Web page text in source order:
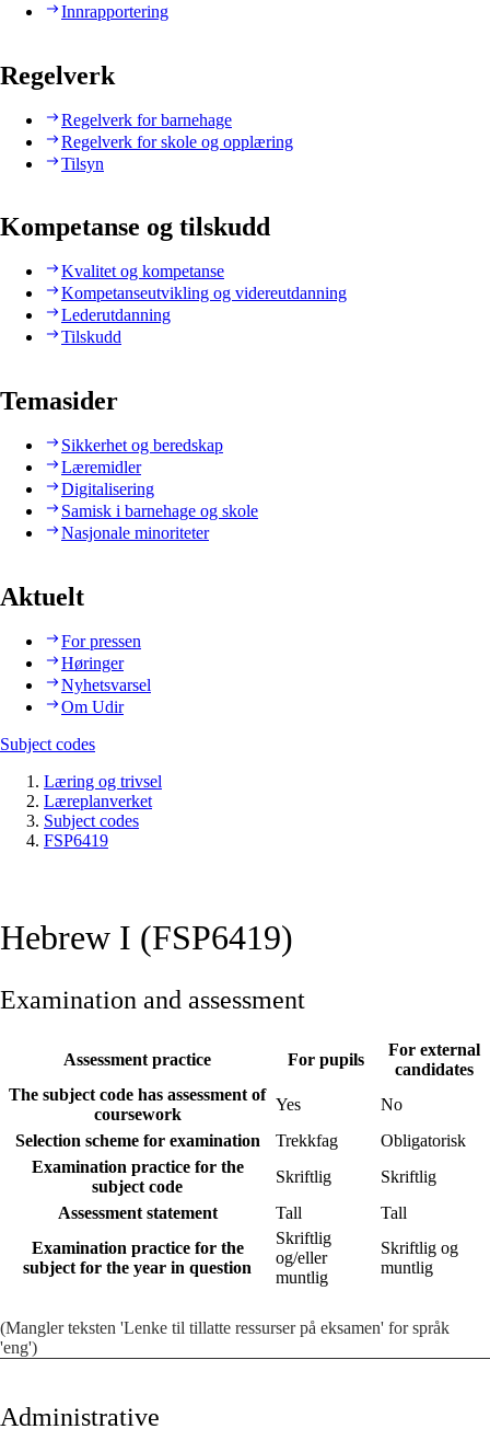
Innrapportering
Regelverk
Regelverk for barnehage
Regelverk for skole og opplæring
Tilsyn
Kompetanse og tilskudd
Kvalitet og kompetanse
Kompetanseutvikling og videreutdanning
Lederutdanning
Tilskudd
Temasider
Sikkerhet og beredskap
Læremidler
Digitalisering
Samisk i barnehage og skole
Nasjonale minoriteter
Aktuelt
For pressen
Høringer
Nyhetsvarsel
Om Udir
Subject codes
Læring og trivsel
Læreplanverket
Subject codes
FSP6419
Hebrew I (FSP6419)
Examination and assessment
Assessment practice For pupils
For external
candidates
The subject code has assessment of
coursework
Yes
No
Selection scheme for examination
Trekkfag
Obligatorisk
Examination practice for the
subject code
Skriftlig
Skriftlig
Assessment statement
Tall
Tall
Examination practice for the
subject for the year in question
Skriftlig
og/eller
muntlig
Skriftlig og
muntlig
(Mangler teksten 'Lenke til tillatte ressurser på eksamen' for språk
'eng')
Administrative